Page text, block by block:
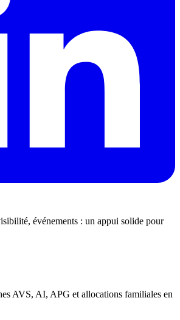
événements : un appui solide pour
AVS, AI, APG et allocations familiales en